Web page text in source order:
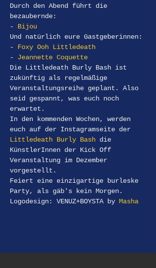
Durch den Abend führt die
bezaubernde:
- Bijou
Und natürlich eure Gastgeberinnen:
- Foxy Ooh Littledeath
- Jeannette Coquette
Die Littledeath Burly Bash ist
zukünftig als regelmäßige
Veranstaltungsreihe geplant. Also
seid gespannt, was euch noch
erwartet.
In den kommenden Wochen, werden
euch auf der Instagramseite der
Littledeath Burly Bash die
KünstlerInnen der Kick Off
Veranstaltung im Dezember
vorgestellt.
Feiert eine einzigartige burleske
Party, als gäb's kein Morgen.
Logodesign: VENUZ+BOYSTA by Masha